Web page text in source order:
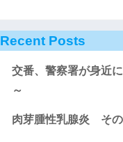
Recent Posts
交番、警察署が身近
～
肉芽腫性乳腺炎 その